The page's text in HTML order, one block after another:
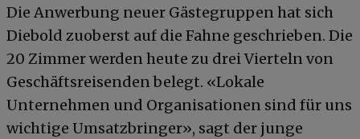
Die Anwerbung neuer Gästegruppen hat sich
Diebold zuoberst auf die Fahne geschrieben. Die
20 Zimmer werden heute zu drei Vierteln von
Geschäftsreisenden belegt. «Lokale
Unternehmen und Organisationen sind für uns
wichtige Umsatzbringer», sagt der junge